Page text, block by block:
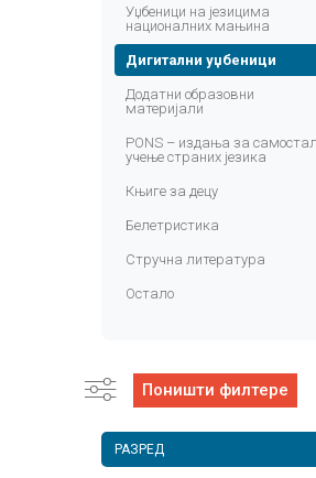
Уџбеници на језицима
националних мањина
Дигитални уџбеници
Додатни образовни
материјали
PONS – издања за
учење страних језика
Књиге за децу
Белетристика
Стручна литература
Остало
Поништи филтере
РАЗРЕД